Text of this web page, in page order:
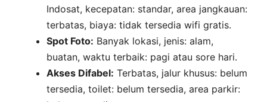
Indosat, kecepatan: standar, area jangkauan:
terbatas, biaya: tidak tersedia wifi gratis.
Spot Foto: Banyak lokasi, jenis: alam,
buatan, waktu terbaik: pagi atau sore hari.
Akses Difabel: Terbatas, jalur khusus: belum
tersedia, toilet: belum tersedia, area parkir: